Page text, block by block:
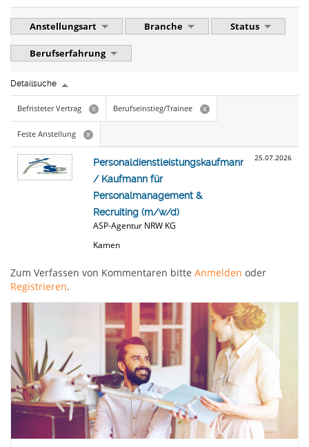
Anstellungsart Branche Status
Berufserfahrung
Detailsuche
Befristeter Vertrag x Berufseinstieg/Trainee x
Feste Anstellung x
25.07.2026
Personaldienstleistungskaufmann
/ Kaufmann für
Personalmanagement &
Recruiting (m/w/d)
ASP-Agentur NRW KG
Kamen
Zum Verfassen von Kommentaren bitte Anmelden oder
Registrieren.